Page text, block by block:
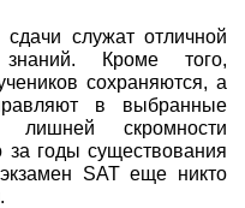
служат отличной
знаний. Кроме того,
сохраняются, а
в выбранные
скромности
за годы существования
SAT еще никто